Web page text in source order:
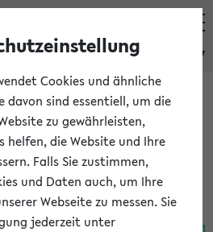
eKVV
eKVV
zur Anmeldung am eKVV.
richtige aus:
Cookies und ähnliche
davon sind essentiell, um die
zu gewährleisten,
helfen, die Website und Ihre
Falls Sie zustimmen,
und Daten auch, um Ihre
Webseite zu messen. Sie
jederzeit unter